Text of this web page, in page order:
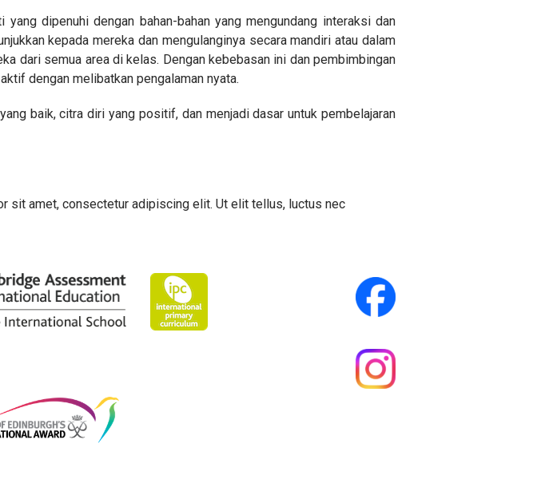
dipenuhi dengan bahan-bahan yang mengundang interaksi dan
kepada mereka dan mengulanginya secara mandiri atau dalam
dari semua area di kelas. Dengan kebebasan ini dan pembimbingan
dengan melibatkan pengalaman nyata.
baik, citra diri yang positif, dan menjadi dasar untuk pembelajaran
sit amet, consectetur adipiscing elit. Ut elit tellus, luctus nec